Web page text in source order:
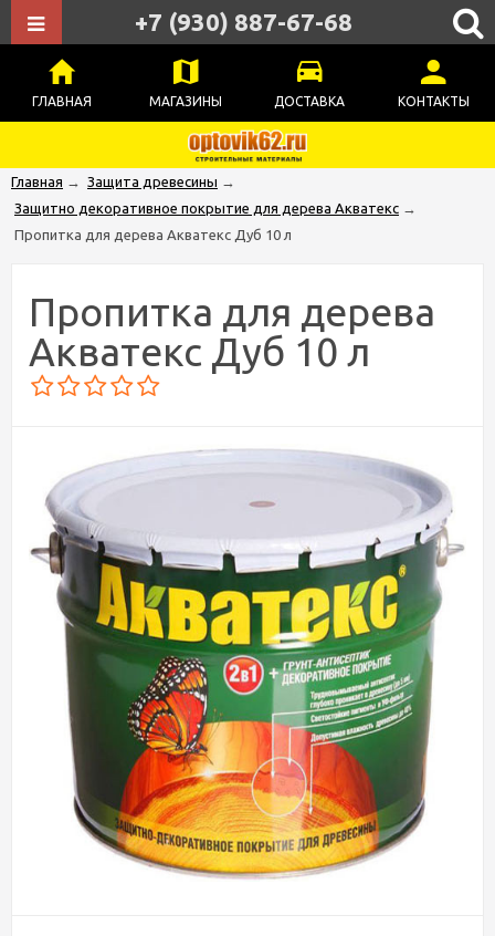
ГЛАВНАЯ МАГАЗИНЫ ДОСТАВКА КОНТАКТЫ
+7 (930) 887-67-68
Главная → Защита древесины →
Защитно декоративное покрытие для дерева Акватекс →
Пропитка для дерева Акватекс Дуб 10 л
Пропитка для дерева
Акватекс Дуб 10 л